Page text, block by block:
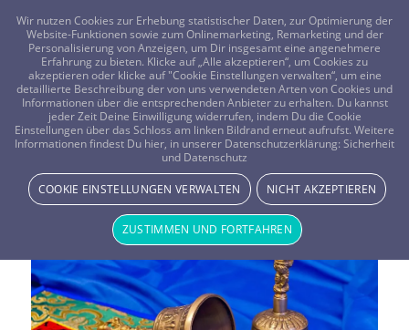
FRAGEN? KOSTENLOS ANRUFEN: 0800-8478266
Aura-Chakra Analyse – Spiegelbild
des Bewusstseins
ENERGIE & LICHT
Wir nutzen Cookies zur Erhebung statistischer Daten, zur Optimierung der
Website-Funktionen sowie zum Onlinemarketing, Remarketing und der
Personalisierung von Anzeigen, um Dir insgesamt eine angenehmere
Erfahrung zu bieten. Klicke auf „Alle akzeptieren“, um Cookies zu
akzeptieren oder klicke auf "Cookie Einstellungen verwalten“, um eine
detaillierte Beschreibung der von uns verwendeten Arten von Cookies und
Informationen über die entsprechenden Anbieter zu erhalten. Du kannst
jeder Zeit Deine Einwilligung widerrufen, indem Du die Cookie
Einstellungen über das Schloss am linken Bildrand erneut aufrufst. Weitere
Informationen findest Du hier, in unserer Datenschutzerklärung: Sicherheit
und Datenschutz
COOKIE EINSTELLUNGEN VERWALTEN NICHT AKZEPTIEREN
ZUSTIMMEN UND FORTFAHREN